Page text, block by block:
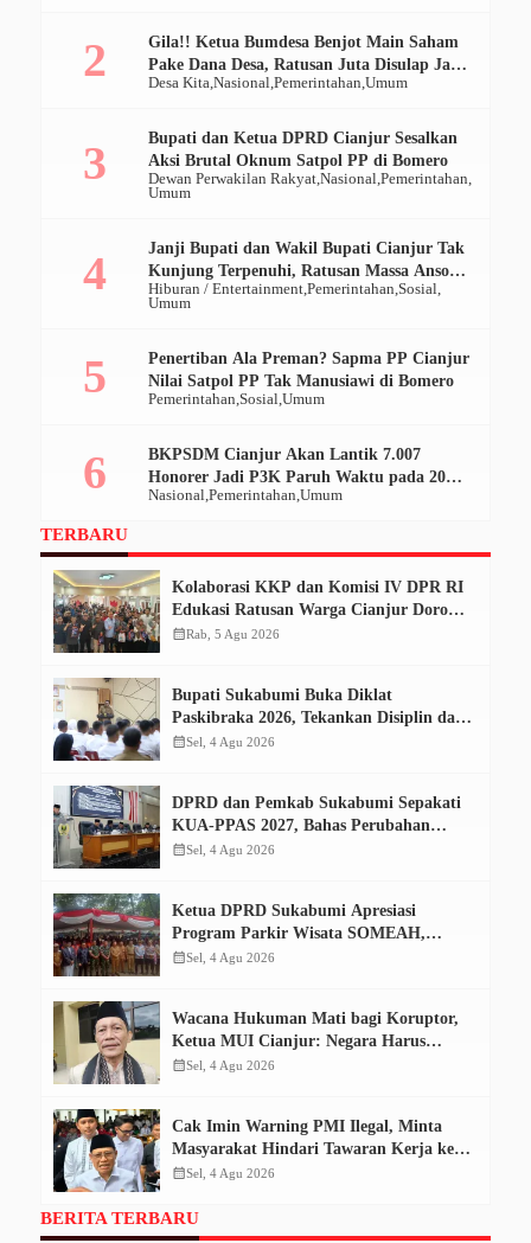
Desa Kita Nasional Pemerintahan Umum
Gila!! Ketua Bumdesa Benjot Main Saham
Pake Dana Desa, Ratusan Juta Disulap Jadi
Ratusan Ribu
Dewan Perwakilan Rakyat Nasional Pemerintahan
Umum
Bupati dan Ketua DPRD Cianjur Sesalkan
Aksi Brutal Oknum Satpol PP di Bomero
Hiburan / Entertainment Pemerintahan Sosial
Umum
Janji Bupati dan Wakil Bupati Cianjur Tak
Kunjung Terpenuhi, Ratusan Massa Ansor
Geruduk Pendopo
Pemerintahan Sosial Umum
Penertiban Ala Preman? Sapma PP Cianjur
Nilai Satpol PP Tak Manusiawi di Bomero
Nasional Pemerintahan Umum
BKPSDM Cianjur Akan Lantik 7.007
Honorer Jadi P3K Paruh Waktu pada 20
Desember 2025
TERBARU
Kolaborasi KKP dan Komisi IV DPR RI
Edukasi Ratusan Warga Cianjur Dorong
Konsumsi Ikan Aman dan Bermutu
calendar_monthRab, 5 Agu 2026
Bupati Sukabumi Buka Diklat
Paskibraka 2026, Tekankan Disiplin dan
Tanggung Jawab
calendar_monthSel, 4 Agu 2026
DPRD dan Pemkab Sukabumi Sepakati
KUA-PPAS 2027, Bahas Perubahan
APBD 2026
calendar_monthSel, 4 Agu 2026
Ketua DPRD Sukabumi Apresiasi
Program Parkir Wisata SOMEAH,
Optimistis Dongkrak PAD
calendar_monthSel, 4 Agu 2026
Wacana Hukuman Mati bagi Koruptor,
Ketua MUI Cianjur: Negara Harus
Tempuh Jalur Konstitusi
calendar_monthSel, 4 Agu 2026
Cak Imin Warning PMI Ilegal, Minta
Masyarakat Hindari Tawaran Kerja ke
Kamboja
calendar_monthSel, 4 Agu 2026
BERITA TERBARU